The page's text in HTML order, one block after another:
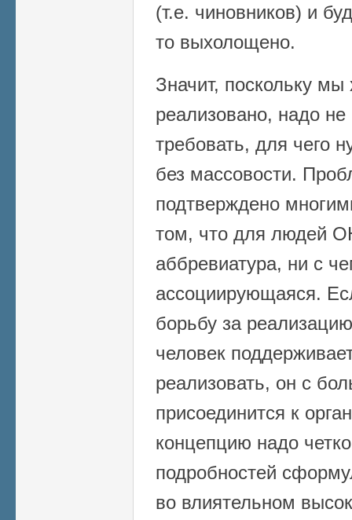
(т.е. чиновников) и
то выхолощено.
Значит, поскольку
реализовано, надо не
требовать, для чего
без массовости.
подтверждено
том, что для людей
аббревиатура, ни с
ассоциирующаяся.
борьбу за
человек
реализовать, он с
присоединится к
концепцию надо
подробностей
во влиятельном